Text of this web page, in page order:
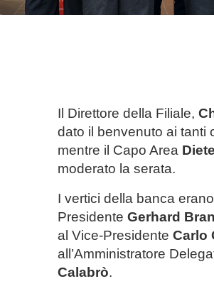
Il Direttore della Filiale,
dato il benvenuto ai tanti
mentre il Capo Area
moderato la serata.
I vertici della banca
PresidenteGerhard
al Vice-PresidenteCarlo
all’Amministratore
Calabrò.